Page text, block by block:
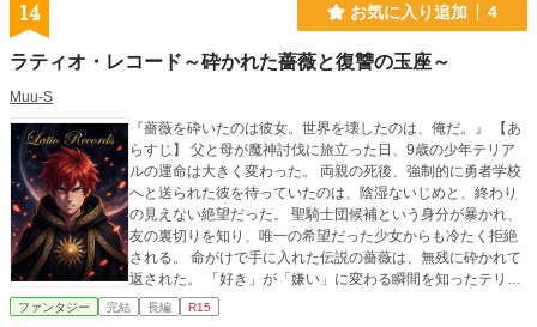
14 お気に入り追加 4
ラティオ・レコード～砕かれた薔薇と復讐の玉座～
Muu-S
『薔薇を砕いたのは彼女。世界を壊したのは、俺だ。』 【あ
らすじ】 父と母が魔神討伐に旅立った日、9歳の少年テリア
ルの運命は大きく変わった。 両親の死後、強制的に勇者学校
へと送られた彼を待っていたのは、陰湿ないじめと、終わり
の見えない絶望だった。 聖騎士団候補という身分が暴かれ、
友の裏切りを知り、唯一の希望だった少女からも冷たく拒絶
される。 命がけで手に入れた伝説の薔薇は、無残に砕かれて
返された。 「好き」が「嫌い」に変わる瞬間を知ったテリア
ルは、心を憎悪で満たし、ある決断をする。 魔神を倒し、世
ファンタジー 完結 長編 R15